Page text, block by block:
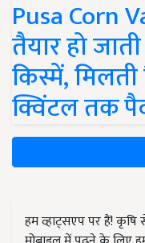
Pusa Corn
तैयार हो
किस्में, मिलती
क्विंटल तक
हम व्हाट्सएप पर हैं!